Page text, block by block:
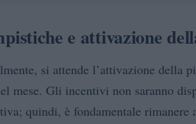
e attivazione
si attende l’attivazione della
mese. Gli incentivi non saranno
quindi, è fondamentale